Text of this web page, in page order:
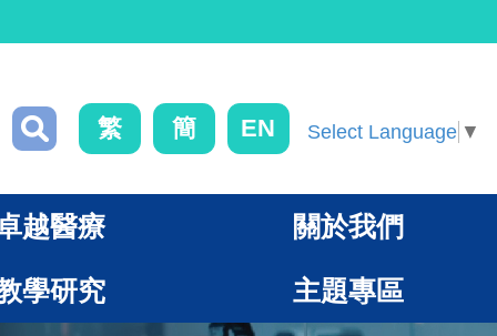
繁 簡 EN Select Language ▼
越醫療 關於我們
學研究 主題專區